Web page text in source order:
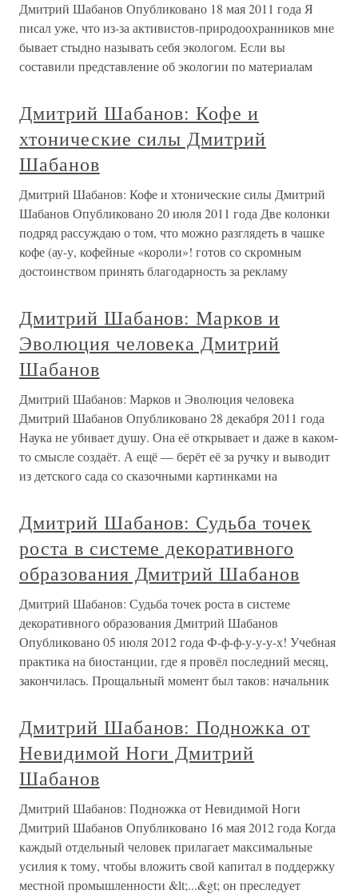
Дмитрий Шабанов Опубликовано 18 мая 2011 года Я
писал уже, что из-за активистов-природоохранников мне
бывает стыдно называть себя экологом. Если вы
составили представление об экологии по материалам
Дмитрий Шабанов: Кофе и
хтонические силы Дмитрий
Шабанов
Дмитрий Шабанов: Кофе и хтонические силы Дмитрий
Шабанов Опубликовано 20 июля 2011 года Две колонки
подряд рассуждаю о том, что можно разглядеть в чашке
кофе (ау-у, кофейные «короли»! готов со скромным
достоинством принять благодарность за рекламу
Дмитрий Шабанов: Марков и
Эволюция человека Дмитрий
Шабанов
Дмитрий Шабанов: Марков и Эволюция человека
Дмитрий Шабанов Опубликовано 28 декабря 2011 года
Наука не убивает душу. Она её открывает и даже в каком-
то смысле создаёт. А ещё — берёт её за ручку и выводит
из детского сада со сказочными картинками на
Дмитрий Шабанов: Судьба точек
роста в системе декоративного
образования Дмитрий Шабанов
Дмитрий Шабанов: Судьба точек роста в системе
декоративного образования Дмитрий Шабанов
Опубликовано 05 июля 2012 года Ф-ф-ф-у-у-у-х! Учебная
практика на биостанции, где я провёл последний месяц,
закончилась. Прощальный момент был таков: начальник
Дмитрий Шабанов: Подножка от
Невидимой Ноги Дмитрий
Шабанов
Дмитрий Шабанов: Подножка от Невидимой Ноги
Дмитрий Шабанов Опубликовано 16 мая 2012 года Когда
каждый отдельный человек прилагает максимальные
усилия к тому, чтобы вложить свой капитал в поддержку
местной промышленности &lt;...&gt; он преследует